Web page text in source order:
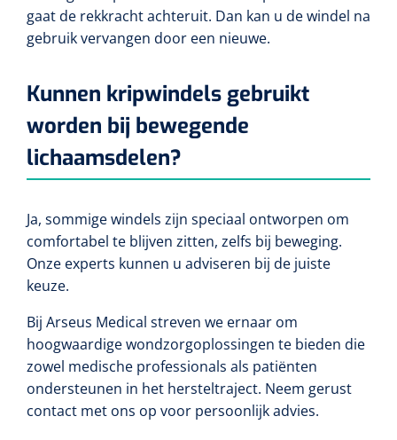
gaat de rekkracht achteruit. Dan kan u de windel na
gebruik vervangen door een nieuwe.
Kunnen kripwindels gebruikt
worden bij bewegende
lichaamsdelen?
Ja, sommige windels zijn speciaal ontworpen om
comfortabel te blijven zitten, zelfs bij beweging.
Onze experts kunnen u adviseren bij de juiste
keuze.
Bij Arseus Medical streven we ernaar om
hoogwaardige wondzorgoplossingen te bieden die
zowel medische professionals als patiënten
ondersteunen in het hersteltraject. Neem gerust
contact met ons op voor persoonlijk advies.